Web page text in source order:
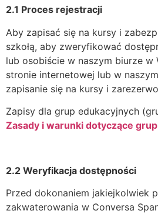
2.1 Proces rejestracji
Aby zapisać się na kursy i
szkołą, aby zweryfikować
lub osobiście w naszym biurze w
stronie internetowej lub w
zapisanie się na kursy i
Zapisy dla grup edukacyjnych
Zasady i warunki dotyczące
2.2 Weryfikacja dostępności
Przed dokonaniem jakiejkolwiek
zakwaterowania w Conversa